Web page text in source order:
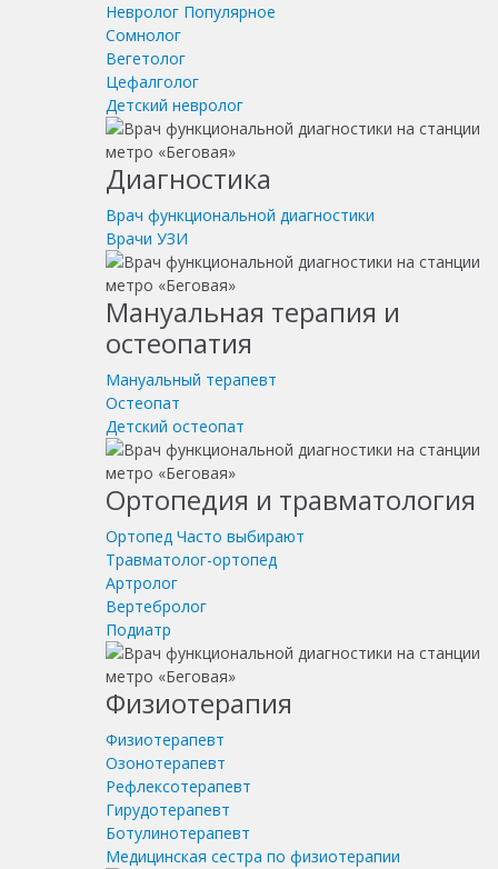
Невролог Популярное
Сомнолог
Вегетолог
Цефалголог
Детский невролог
Диагностика
Врач функциональной диагностики
Врачи УЗИ
Мануальная терапия и
остеопатия
Мануальный терапевт
Остеопат
Детский остеопат
Ортопедия и травматология
Ортопед Часто выбирают
Травматолог-ортопед
Артролог
Вертебролог
Подиатр
Физиотерапия
Физиотерапевт
Озонотерапевт
Рефлексотерапевт
Гирудотерапевт
Ботулинотерапевт
Медицинская сестра по физиотерапии